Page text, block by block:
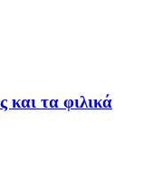
και τα φιλικά